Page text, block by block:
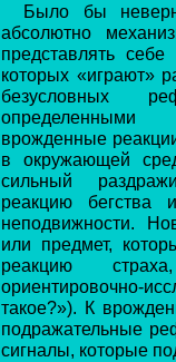
Было бы
абсолютно
представлять
которых «играют»
безусловных
врожденные
в окружающей
сильный
реакцию бегства
неподвижности.
или предмет,
реакцию
ориентировочно-
такое?»). К
подражательные
сигналы, которые